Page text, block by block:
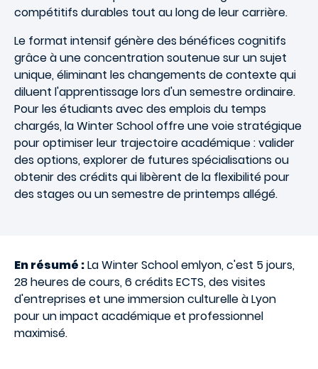
compétitifs durables tout au long de leur carrière.
Le format intensif génère des bénéfices cognitifs
grâce à une concentration soutenue sur un sujet
unique, éliminant les changements de contexte qui
diluent l'apprentissage lors d'un semestre ordinaire.
Pour les étudiants avec des emplois du temps
chargés, la Winter School offre une voie stratégique
pour optimiser leur trajectoire académique : valider
des options, explorer de futures spécialisations ou
obtenir des crédits qui libèrent de la flexibilité pour
des stages ou un semestre de printemps allégé.
En résumé :La Winter School emlyon, c'est 5 jours,
28 heures de cours, 6 crédits ECTS, des visites
d'entreprises et une immersion culturelle à Lyon
pour un impact académique et professionnel
maximisé.